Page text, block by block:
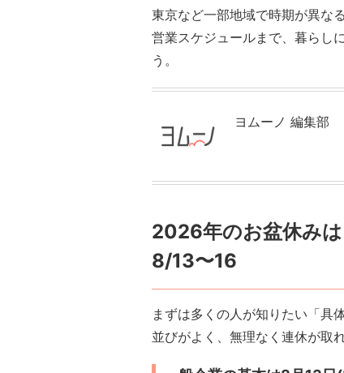
東京など一部地域で時期が異な
営業スケジュールまで、暮らし
う。
ヨムーノ 編集部
2026年のお盆休み
8/13〜16
まずは多くの人が知りたい「具
並びがよく、無理なく連休が取